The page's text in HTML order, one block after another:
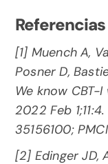
Referencias
[1] Muench A,
Posner D,
We know CBT-
2022 Feb
35156100;
[2] Edinger JD,